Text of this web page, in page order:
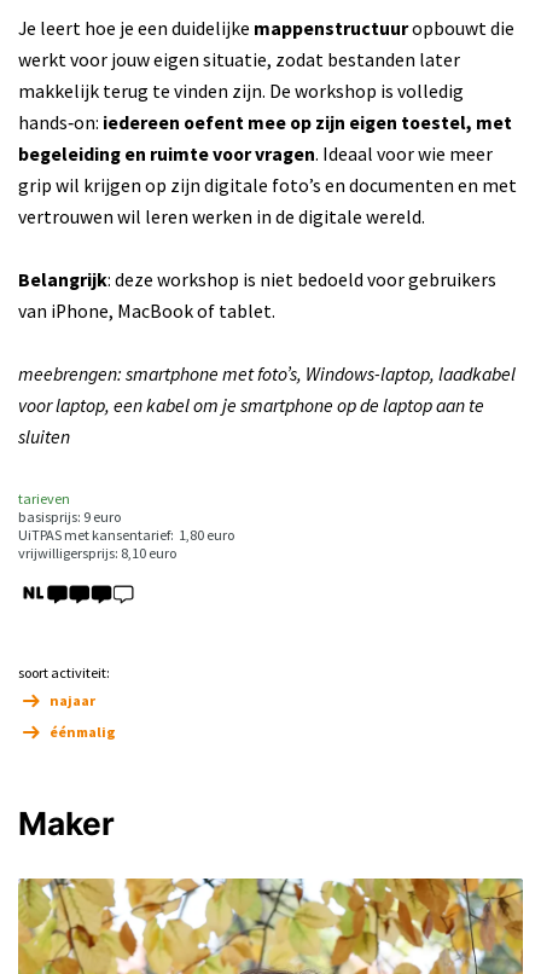
Je leert hoe je een duidelijke mappenstructuuropbouwt die
werkt voor jouw eigen situatie, zodat bestanden later
makkelijk terug te vinden zijn. De workshop is volledig
hands‑on: iedereen oefent mee op zijn eigen toestel, met
begeleiding en ruimte voor vragen. Ideaal voor wie meer
grip wil krijgen op zijn digitale foto’s en documenten en met
vertrouwen wil leren werken in de digitale wereld.
Belangrijk: deze workshop is niet bedoeld voor gebruikers
van iPhone, MacBook of tablet.
meebrengen: smartphone met foto’s, Windows-laptop, laadkabel
voor laptop, een kabel om je smartphone op de laptop aan te
sluiten
tarieven
basisprijs: 9 euro
UiTPAS met kansentarief: 1,80 euro
vrijwilligersprijs: 8,10 euro
soort activiteit:
najaar
éénmalig
Maker